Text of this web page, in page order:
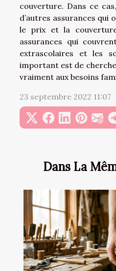
Dans La
couverture. Dans ce
d’autres assurances
le prix et la
assurances qui
extrascolaires et les
important est de
vraiment aux besoins
23 septembre 2022 11:07